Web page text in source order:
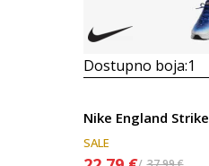
Dostupno boja:1
Nike England Strike
SALE